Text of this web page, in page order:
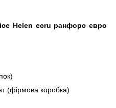
Helen ecru ранфорс євро
(фірмова коробка)